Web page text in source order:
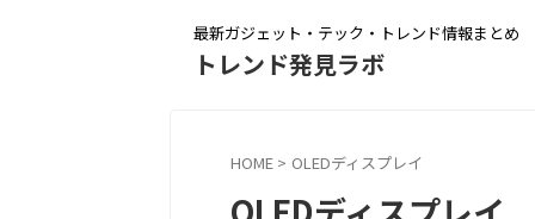
最新ガジェット・テック・トレンド情報まとめ
トレンド発見ラボ
HOME > OLEDディスプレイ